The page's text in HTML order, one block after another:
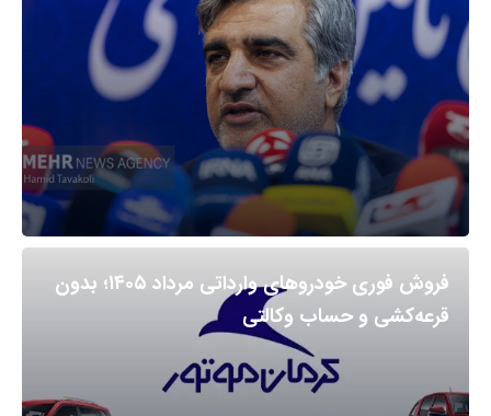
فروش فوری خودروهای وارداتی مرداد ۱۴۰۵؛ بدون
قرعه‌کشی و حساب وکالتی